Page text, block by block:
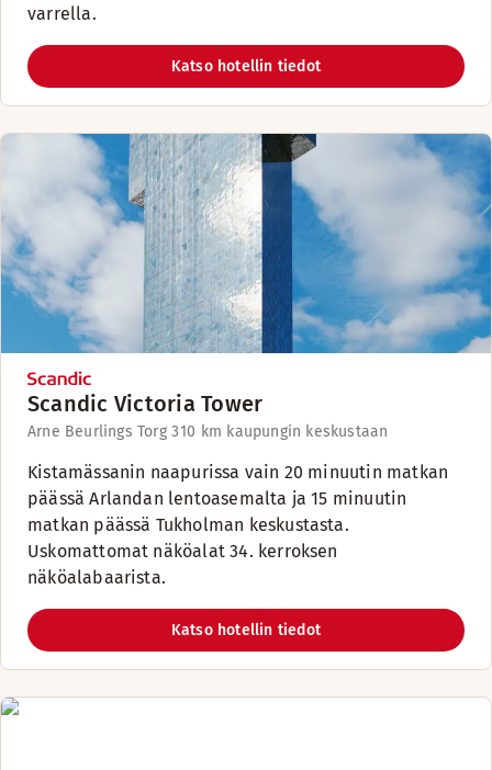
varrella.
Katso hotellin tiedot
Scandic Victoria Tower
Arne Beurlings Torg 310 km kaupungin keskustaan
Kistamässanin naapurissa vain 20 minuutin matkan
päässä Arlandan lentoasemalta ja 15 minuutin
matkan päässä Tukholman keskustasta.
Uskomattomat näköalat 34. kerroksen
näköalabaarista.
Katso hotellin tiedot